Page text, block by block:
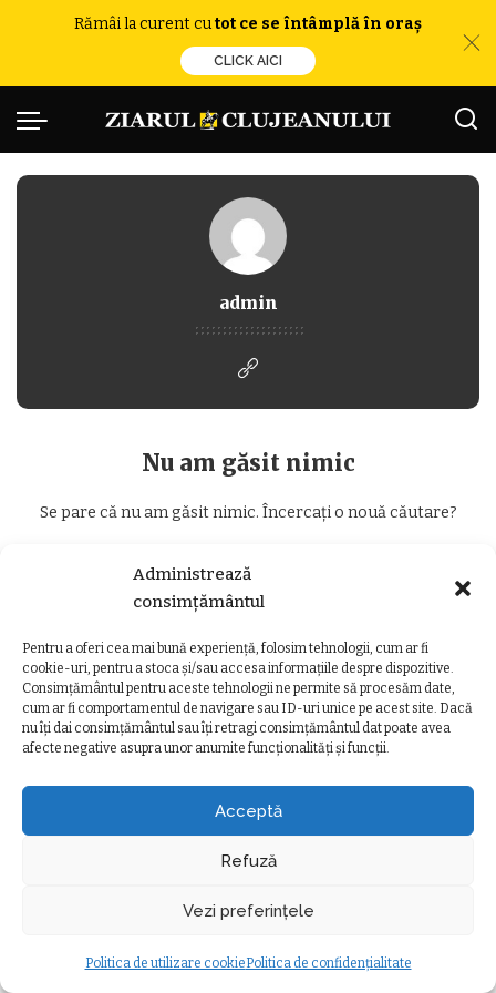
Administrează
consimțământul
Pentru a oferi cea mai bună experiență, folosim tehnologii, cum ar fi
cookie-uri, pentru a stoca și/sau accesa informațiile despre dispozitive.
Consimțământul pentru aceste tehnologii ne permite să procesăm date,
cum ar fi comportamentul de navigare sau ID-uri unice pe acest site. Dacă
nu îți dai consimțământul sau îți retragi consimțământul dat poate avea
afecte negative asupra unor anumite funcționalități și funcții.
Acceptă
Refuză
Vezi preferințele
Politica de utilizare cookiePolitica de confidențialitate
Rămâi la curent cutot ce se întâmplă în oraș
CLICK AICI
admin
Nu am găsit nimic
Se pare că nu am găsit nimic. Încercați o nouă căutare?
Întoarce-te Acasă
POLITICA DE CONFIDENȚIALITATE
© ziarulclujeanului.ro